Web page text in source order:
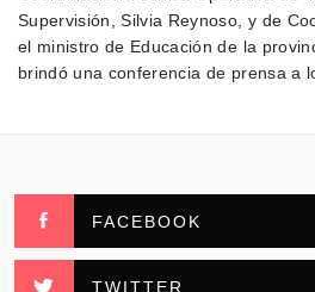
Supervisión, Silvia Reynoso, y de
el ministro de Educación de la
brindó una conferencia de prensa a
FACEBOOK
TWITTER